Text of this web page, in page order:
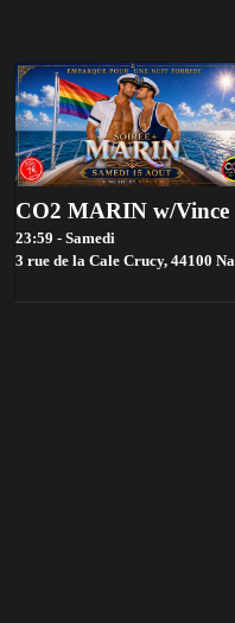
CO2 MARIN w/Vince
23:59 - Samedi
3 rue de la Cale Crucy, 44100 Nantes, France,